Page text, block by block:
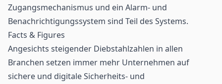
Zugangsmechanismus und ein Alarm- und
Benachrichtigungssystem sind Teil des Systems.
Facts & Figures
Angesichts steigender Diebstahlzahlen in allen
Branchen setzen immer mehr Unternehmen auf
sichere und digitale Sicherheits- und